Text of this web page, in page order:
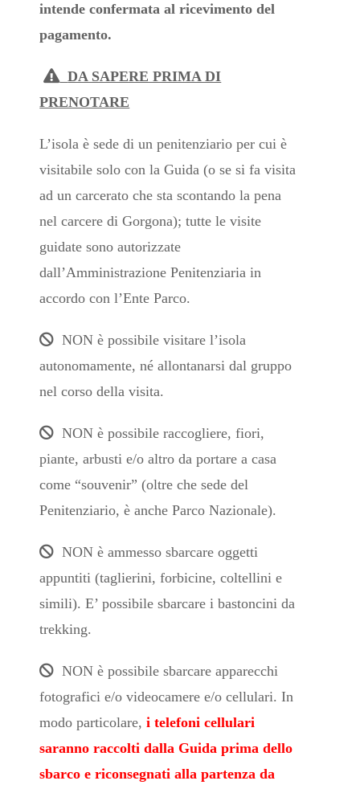
intende confermata al ricevimento del
pagamento.
DA SAPERE PRIMA DI
PRENOTARE
L’isola è sede di un penitenziario per cui è
visitabile solo con la Guida (o se si fa visita
ad un carcerato che sta scontando la pena
nel carcere di Gorgona); tutte le visite
guidate sono autorizzate
dall’Amministrazione Penitenziaria in
accordo con l’Ente Parco.
NON è possibile visitare l’isola
autonomamente, né allontanarsi dal gruppo
nel corso della visita.
NON è possibile raccogliere, fiori,
piante, arbusti e/o altro da portare a casa
come “souvenir” (oltre che sede del
Penitenziario, è anche Parco Nazionale).
NON è ammesso sbarcare oggetti
appuntiti (taglierini, forbicine, coltellini e
simili). E’ possibile sbarcare i bastoncini da
trekking.
NON è possibile sbarcare apparecchi
fotografici e/o videocamere e/o cellulari. In
modo particolare,i telefoni cellulari
saranno raccolti dalla Guida prima dello
sbarco e riconsegnati alla partenza da